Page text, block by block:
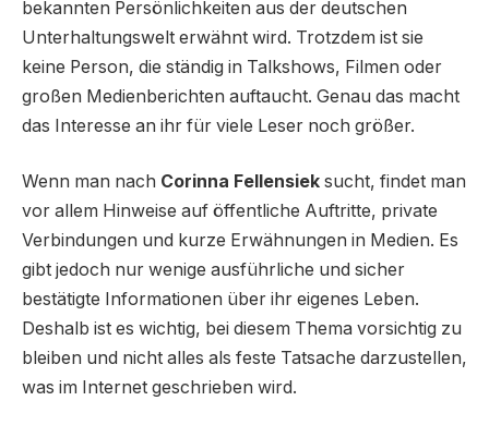
bekannten Persönlichkeiten aus der deutschen
Unterhaltungswelt erwähnt wird. Trotzdem ist sie
keine Person, die ständig in Talkshows, Filmen oder
großen Medienberichten auftaucht. Genau das macht
das Interesse an ihr für viele Leser noch größer.
Wenn man nach Corinna Fellensiek sucht, findet man
vor allem Hinweise auf öffentliche Auftritte, private
Verbindungen und kurze Erwähnungen in Medien. Es
gibt jedoch nur wenige ausführliche und sicher
bestätigte Informationen über ihr eigenes Leben.
Deshalb ist es wichtig, bei diesem Thema vorsichtig zu
bleiben und nicht alles als feste Tatsache darzustellen,
was im Internet geschrieben wird.